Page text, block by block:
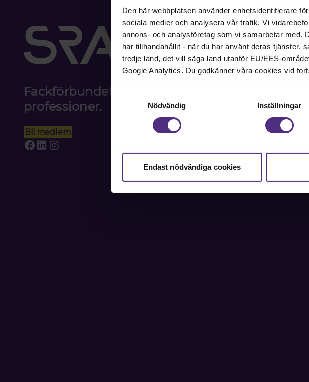
Den här webbplatsen använder enhetsidentifierare
sociala medier och analysera vår trafik. Vi
annons- och analysföretag som vi samarbetar med.
har tillhandahållit - när du har använt deras tjänster,
tredje land, det vill säga land utanför EU/EES-
Google Analytics. Du godkänner våra cookies vid
Samtyckesval
Nödvändig
Inställningar
Endast nödvändiga cookies
Fackförbundet för akademiker i
professioner.
Bli medlem